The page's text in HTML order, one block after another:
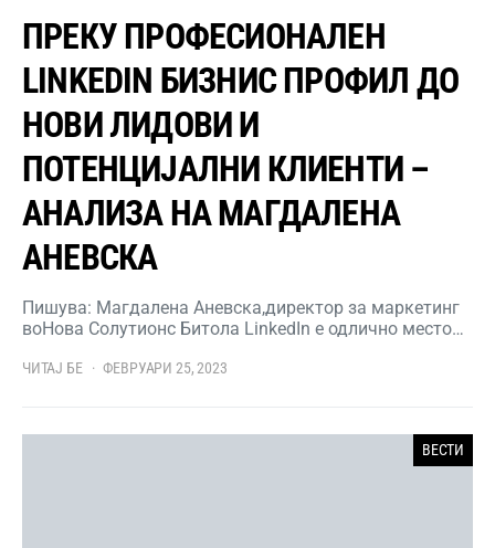
ПРЕКУ ПРОФЕСИОНАЛЕН
LINKEDIN БИЗНИС ПРОФИЛ ДО
НОВИ ЛИДОВИ И
ПОТЕНЦИЈАЛНИ КЛИЕНТИ –
АНАЛИЗА НА МАГДАЛЕНА
АНЕВСКА
Пишува: Магдалена Аневска,директор за маркетинг
воНова Солутионс Битола LinkedIn е одлично место…
ЧИТАЈ БЕ ФЕВРУАРИ 25, 2023
ВЕСТИ